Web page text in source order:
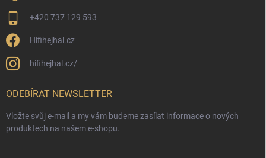
+420 737 129 593
Hifihejhal.cz
hifihejhal.cz/
ODEBÍRAT NEWSLETTER
Vložte svůj e-mail a my vám budeme zasílat informace o nových
produktech na našem e-shopu.